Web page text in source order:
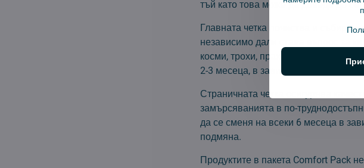
тъй като това може да доведе до
Главната четка почиства и събира
независимо дали става въпрос за
косми, трохи, прах. За ефективно
2-3 месеца, в зависимост от
Страничната четка осигурява
замърсяванията в по-
да се сменя на всеки 6 месеца в
подмяна.
Продуктите в пакета Comfort Pack